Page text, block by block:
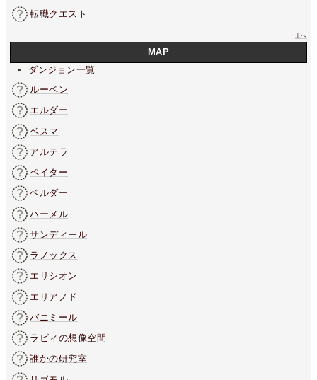
転職クエスト
上へ
MAP
ダンジョン一覧
ルーベン
エルダー
ベスマ
アルテラ
ペイター
ベルダー
ハーメル
サンディール
ラノックス
エリシオン
エリアノド
バニミール
ラビィの想像空間
誰かの研究室